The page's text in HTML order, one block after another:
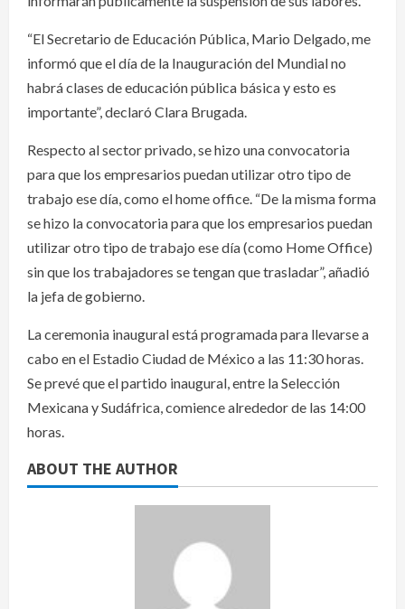
“El Secretario de Educación Pública, Mario Delgado, me
informó que el día de la Inauguración del Mundial no
habrá clases de educación pública básica y esto es
importante”, declaró Clara Brugada.
Respecto al sector privado, se hizo una convocatoria
para que los empresarios puedan utilizar otro tipo de
trabajo ese día, como el home office. “De la misma forma
se hizo la convocatoria para que los empresarios puedan
utilizar otro tipo de trabajo ese día (como Home Office)
sin que los trabajadores se tengan que trasladar”, añadió
la jefa de gobierno.
La ceremonia inaugural está programada para llevarse a
cabo en el Estadio Ciudad de México a las 11:30 horas.
Se prevé que el partido inaugural, entre la Selección
Mexicana y Sudáfrica, comience alrededor de las 14:00
horas.
ABOUT THE AUTHOR